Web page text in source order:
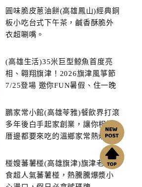
圓味脆皮蔥油餅(高雄鳳山)經典銅
板小吃台式下午茶，鹹香酥脆外
衣超唰嘴。
(高雄生活)35米巨型鯨魚首度亮
相、翱翔旗津！2026旗津風箏節
7/25登場 邀你FUN暑假、住一晚
鵬家常小館(高雄苓雅)餐飲界打滾
多年後白手起家創業，讓你相揪
厝邊都要來吃的溫鄉家常熱炒餐
椪嫂蕃薯椪(高雄旗津)旗津老街美
食超人氣蕃薯椪，熱騰騰爆漿小